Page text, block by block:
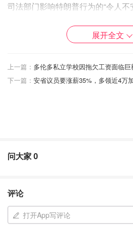
司法部门影响特朗普行为的“令人不
下午 1 点：多伦多证券交易所下跌
跌互现。
下午 12:15：加拿大尚未“脱离险境
上午 11 点：卡尼“欢迎”裁决
理”。
加拿大总理Mark Carney周四在众
展开全文
上一篇：
下一篇： 安省议员要涨薪35%，多领近4万
问大家0
评论
打开App写评论